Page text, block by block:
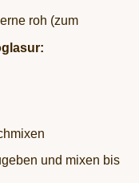
roh (zum
und mixen bis